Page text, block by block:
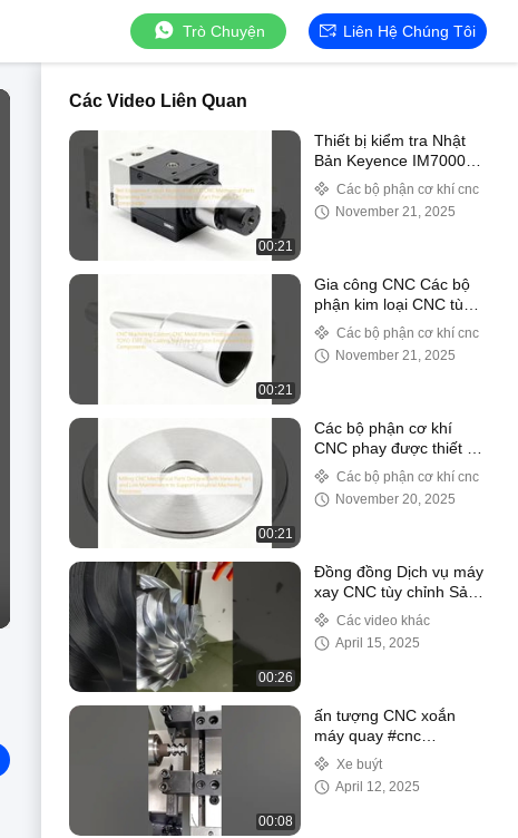
Trò Chuyện Liên Hệ Chúng Tôi
Các Video Liên Quan
00:21
Thiết bị kiểm tra Nhật
Bản Keyence IM7000
Thời gian gia công bộ
phận cơ khí CNC 15-20
ngày Thay đổi tùy theo
Các bộ phận cơ khí cnc
November 21, 2025
00:21
Gia công CNC Các bộ
phận kim loại CNC tùy
chỉnh được sản xuất
bằng Máy đúc TOYO
350T Các thành phần
Các bộ phận cơ khí cnc
November 21, 2025
00:21
Các bộ phận cơ khí
CNC phay được thiết kế
với sự thay đổi theo bộ
phận và bảo trì thấp để
hỗ trợ các quy trình gia
Các bộ phận cơ khí cnc
November 20, 2025
00:26
Đồng đồng Dịch vụ máy
xay CNC tùy chỉnh Sản
phẩm phần cứng CNC
Máy gia công Phần cơ
khí
Các video khác
April 15, 2025
00:08
ấn tượng CNC xoắn
máy quay #cnc
#cnclathe
#cncmachining
#machining
Xe buýt
April 12, 2025